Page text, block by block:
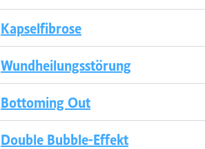
Kapselfibrose
Wundheilungsstörung
Bottoming Out
Double Bubble-Effekt